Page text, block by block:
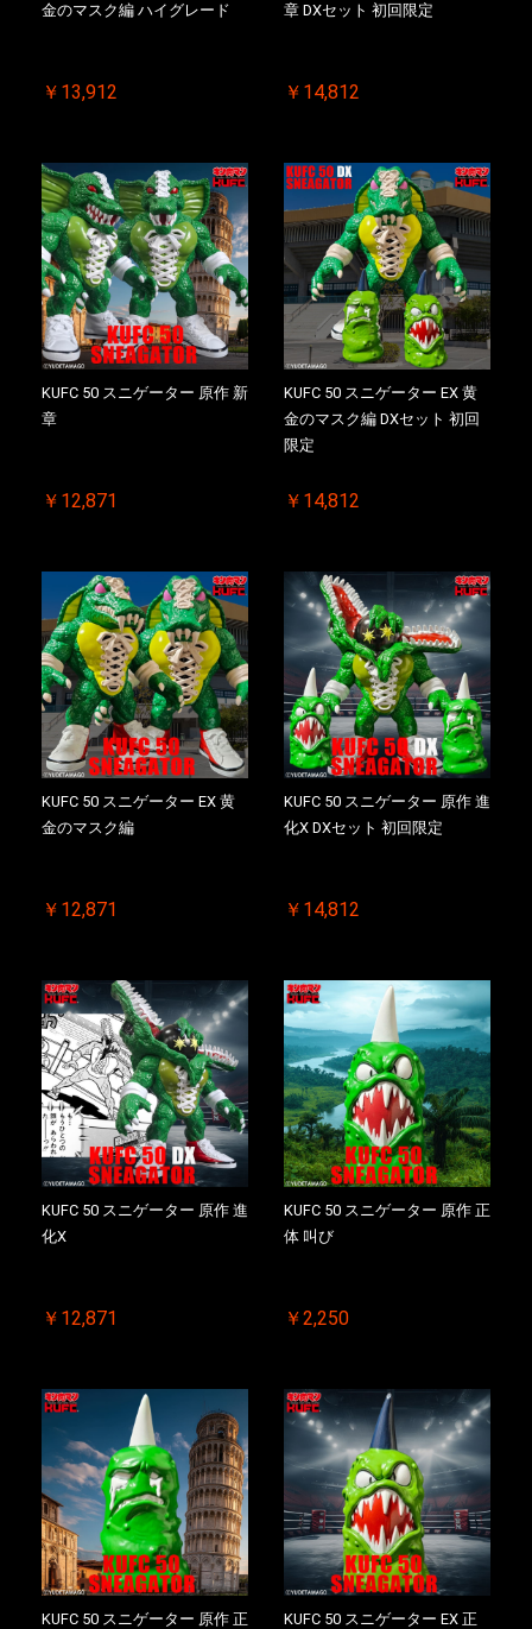
金のマスク編 ハイグレード
￥13,912
章 DXセット 初回限定
￥14,812
KUFC 50 スニゲーター 原作 新
章
￥12,871
KUFC 50 スニゲーター EX 黄
金のマスク編 DXセット 初回
限定
￥14,812
KUFC 50 スニゲーター EX 黄
金のマスク編
￥12,871
KUFC 50 スニゲーター 原作 進
化X DXセット 初回限定
￥14,812
KUFC 50 スニゲーター 原作 進
化X
￥12,871
KUFC 50 スニゲーター 原作 正
体 叫び
￥2,250
KUFC 50 スニゲーター 原作 正
KUFC 50 スニゲーター EX 正